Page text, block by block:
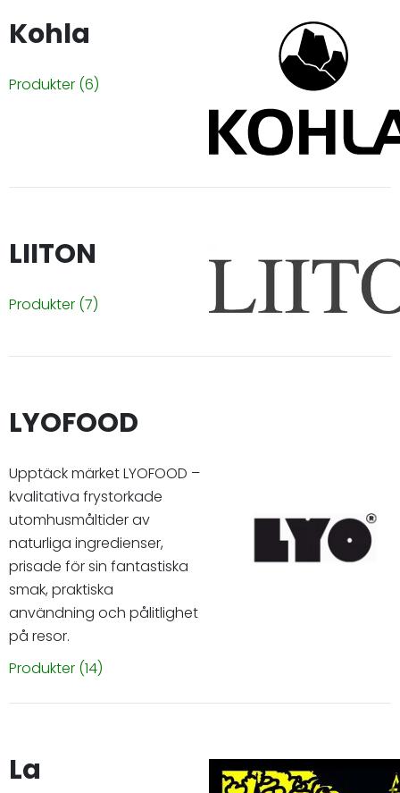
Kohla
Produkter (6)
LIITON
Produkter (7)
LYOFOOD
Upptäck märket LYOFOOD –
kvalitativa frystorkade
utomhusmåltider av
naturliga ingredienser,
prisade för sin fantastiska
smak, praktiska
användning och pålitlighet
på resor.
Produkter (14)
La